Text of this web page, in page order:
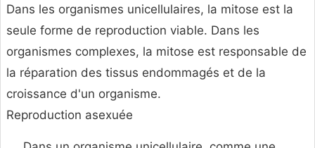
Dans les organismes unicellulaires, la mitose est la
seule forme de reproduction viable. Dans les
organismes complexes, la mitose est responsable de
la réparation des tissus endommagés et de la
croissance d'un organisme.
Reproduction asexuée